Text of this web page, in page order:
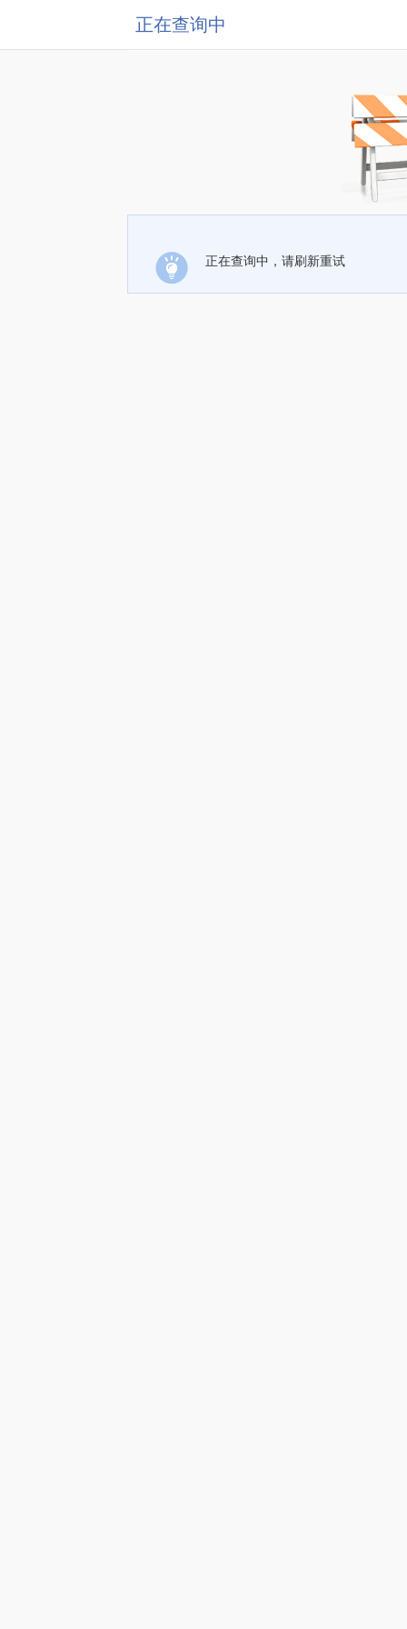
正在查询中
正在查询中，请刷新重试